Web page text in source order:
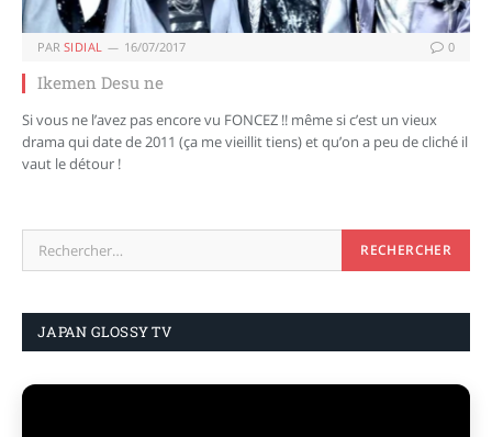
PAR SIDIAL 16/07/2017 0
Ikemen Desu ne
Si vous ne l’avez pas encore vu FONCEZ !! même si c’est un vieux
drama qui date de 2011 (ça me vieillit tiens) et qu’on a peu de cliché il
vaut le détour !
JAPAN GLOSSY TV